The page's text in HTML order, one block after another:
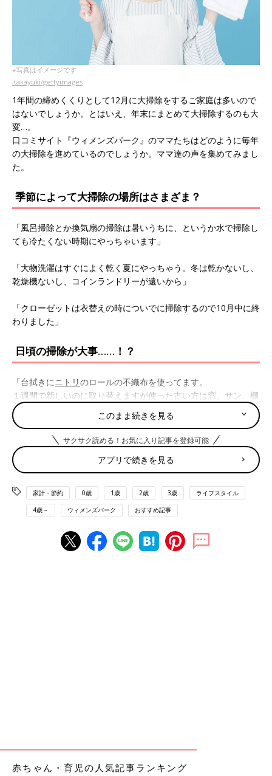
※写真はイメージです
itakayuki/gettyimages
1年間の締めくくりとして12月に大掃除をするご家庭は多いので
はないでしょうか。とはいえ、年末にまとめて大掃除するのも大
変…。
口コミサイト『ウィメンズパーク』のママたちはどのように毎年
の大掃除を進めているのでしょうか。ママ達の声を集めてみまし
た。
季節によって大掃除の場所はさまざま？
「風呂掃除とか換気扇の掃除は暑いうちに、というか水で掃除し
ても冷たくない時期にやっちゃいます」
「大物洗濯はすぐによく乾く夏にやっちゃう。冬は乾かないし、
乾燥機ないし、コインランドリーが遠いから」
「クローゼットは衣替えの時についでに掃除するので10月中に終
わりました」
日頃の掃除が大事……！？
「台拭きに ニトリのロールの不織布を使ってます。
１週間で新しいのに取り替えますが使った古い方は窓、サン、棚
の上、障子の木枠などその時に『そろそろ汚れてるな』と思うと
ころを拭いてから捨ててます。気になった時に気になる汚れを取
ると大掃除も時間をかけずに済みます」
「普段から大掃除しなくていいようにやってますね。最終的に窓
ガラスを拭けば終わります」
「ベランダや窓は雨の日にやれば水撒いても隣や下の洗濯濡らし
たってトラブルにならない(マンション)し、湿って汚れ取れやす
ちょっとずつ２ヶ月かけて掃除していきます」
このまま続きを見る
サクサク読める！お気に入り記事を登録可能
アプリで続きを見る
家計・節約 0歳 1歳 2歳 3歳 ライフスタイル
4歳～ ウィメンズパーク おすすめ記事
赤ちゃん・育児の人気記事ランキング